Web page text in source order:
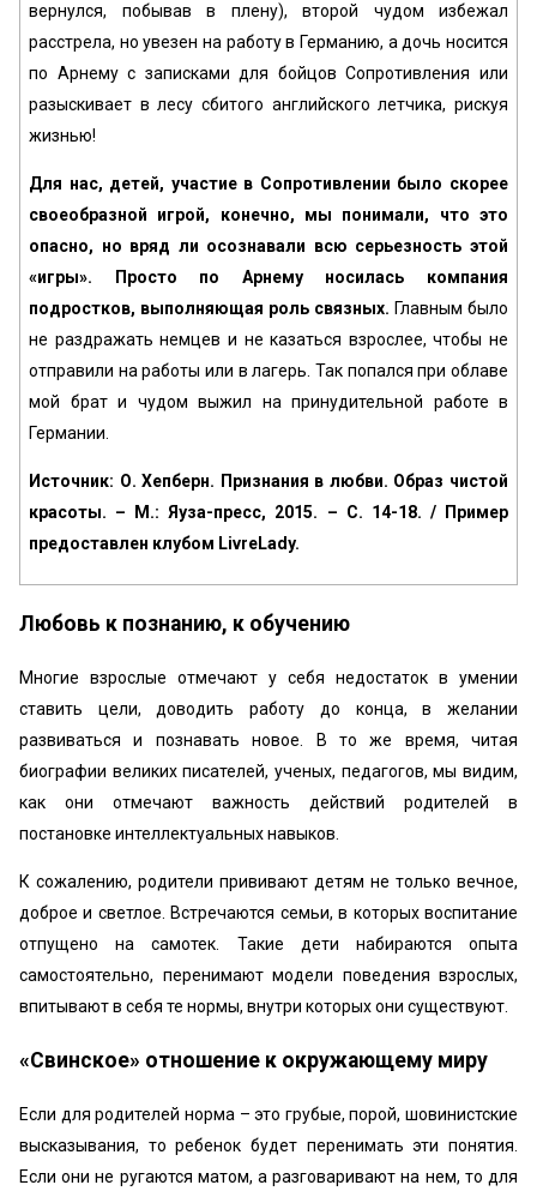
вернулся, побывав в плену), второй чудом избежал
расстрела, но увезен на работу в Германию, а дочь носится
по Арнему с записками для бойцов Сопротивления или
разыскивает в лесу сбитого английского летчика, рискуя
жизнью!
Для нас, детей, участие в Сопротивлении было скорее
своеобразной игрой, конечно, мы понимали, что это
опасно, но вряд ли осознавали всю серьезность этой
«игры». Просто по Арнему носилась компания
подростков, выполняющая роль связных. Главным было
не раздражать немцев и не казаться взрослее, чтобы не
отправили на работы или в лагерь. Так попался при облаве
мой брат и чудом выжил на принудительной работе в
Германии.
Источник: О. Хепберн. Признания в любви. Образ чистой
красоты. – М.: Яуза-пресс, 2015. – С. 14-18. / Пример
предоставлен клубом LivreLady.
Любовь к познанию, к обучению
Многие взрослые отмечают у себя недостаток в умении
ставить цели, доводить работу до конца, в желании
развиваться и познавать новое. В то же время, читая
биографии великих писателей, ученых, педагогов, мы видим,
как они отмечают важность действий родителей в
постановке интеллектуальных навыков.
К сожалению, родители прививают детям не только вечное,
доброе и светлое. Встречаются семьи, в которых воспитание
отпущено на самотек. Такие дети набираются опыта
самостоятельно, перенимают модели поведения взрослых,
впитывают в себя те нормы, внутри которых они существуют.
«Свинское» отношение к окружающему миру
Если для родителей норма – это грубые, порой, шовинистские
высказывания, то ребенок будет перенимать эти понятия.
Если они не ругаются матом, а разговаривают на нем, то для